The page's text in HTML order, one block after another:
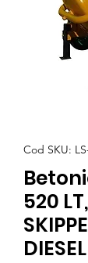
Cod SKU:
520
DIESEL